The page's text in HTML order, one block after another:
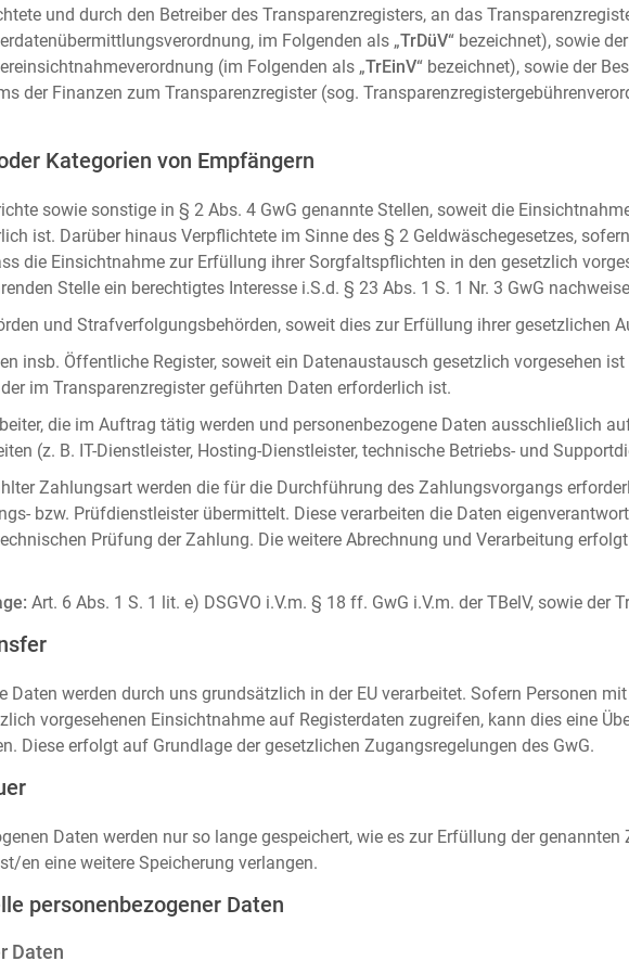
und durch den Betreiber des Transparenzregisters, an das
im Folgenden als „TrDüV“ bezeichnet), sowie der
(im Folgenden als „TrEinV“ bezeichnet), sowie der
der Finanzen zum Transparenzregister (sog.
Kategorien von Empfängern
sowie sonstige in § 2 Abs. 4 GwG genannte Stellen, soweit die
ist. Darüber hinaus Verpflichtete im Sinne des § 2 Geldwäschegesetzes,
die Einsichtnahme zur Erfüllung ihrer Sorgfaltspflichten in den gesetzlich
Stelle ein berechtigtes Interesse i.S.d. § 23 Abs. 1 S. 1 Nr. 3 GwG
und Strafverfolgungsbehörden, soweit dies zur Erfüllung ihrer gesetzlichen
insb. Öffentliche Register, soweit ein Datenaustausch gesetzlich vorgesehen
im Transparenzregister geführten Daten erforderlich ist.
die im Auftrag tätig werden und personenbezogene Daten ausschließlich
(z. B. IT-Dienstleister, Hosting-Dienstleister, technische Betriebs- und
Zahlungsart werden die für die Durchführung des Zahlungsvorgangs
bzw. Prüfdienstleister übermittelt. Diese verarbeiten die Daten
Prüfung der Zahlung. Die weitere Abrechnung und Verarbeitung
Art. 6 Abs. 1 S. 1 lit. e) DSGVO i.V.m. § 18 ff. GwG i.V.m. der TBelV, sowie der
Daten werden durch uns grundsätzlich in der EU verarbeitet. Sofern Personen
vorgesehenen Einsichtnahme auf Registerdaten zugreifen, kann dies eine
Diese erfolgt auf Grundlage der gesetzlichen Zugangsregelungen des GwG.
Daten werden nur so lange gespeichert, wie es zur Erfüllung der
en eine weitere Speicherung verlangen.
personenbezogener Daten
Daten